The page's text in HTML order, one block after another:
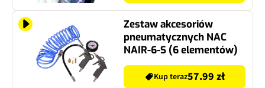
Zestaw akcesoriów
pneumatycznych NAC
NAIR-6-S (6 elementów)
Kup teraz57.99 zł